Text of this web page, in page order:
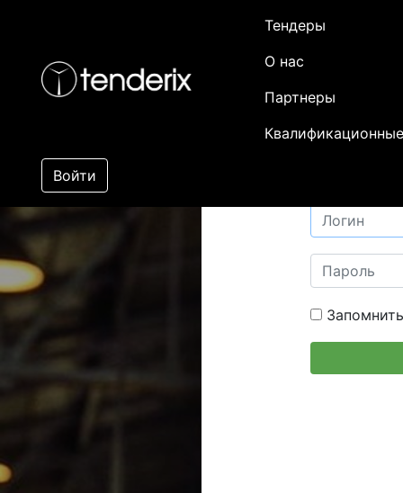
Тендеры
О нас
Партнеры
Войти